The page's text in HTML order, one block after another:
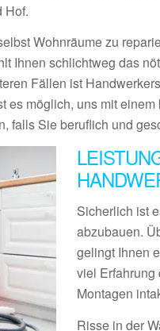
Hof.
Wohnräume zu
Ihnen schlichtweg das
Fällen ist
es möglich, uns mit einem
falls Sie beruflich und
Sicherlich ist
abzubauen.
gelingt Ihnen
viel Erfahrung
Montagen
Risse in der